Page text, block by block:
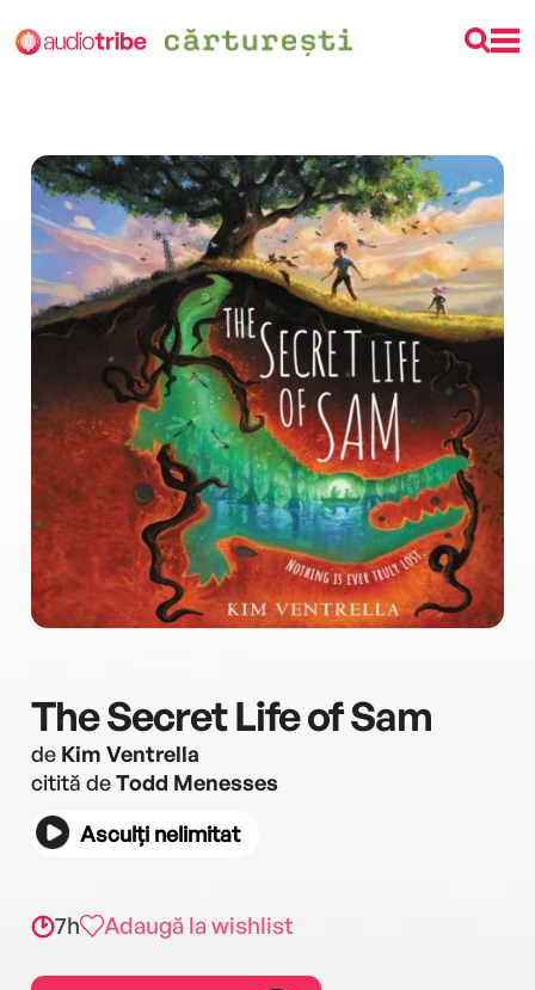
The Secret Life of Sam
de Kim Ventrella
citită deTodd Menesses
Asculți nelimitat
7h Adaugă la wishlist